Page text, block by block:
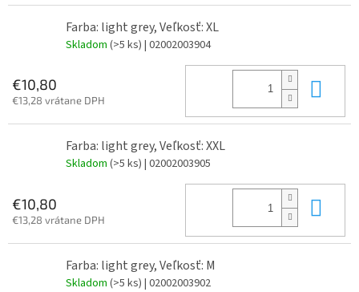
Farba: light grey, Veľkosť: XL
Skladom (>5 ks) | 02002003904
€10,80
€13,28 vrátane DPH
Farba: light grey, Veľkosť: XXL
Skladom (>5 ks) | 02002003905
€10,80
€13,28 vrátane DPH
Farba: light grey, Veľkosť: M
Skladom (>5 ks) | 02002003902